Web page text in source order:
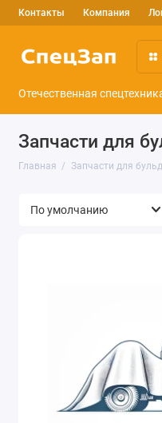
Контакты Компания
Отечественная
Запчасти для
Главная Запчасти для